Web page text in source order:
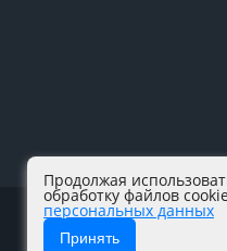
Продолжая
обработку файлов
персональных данных
Принять